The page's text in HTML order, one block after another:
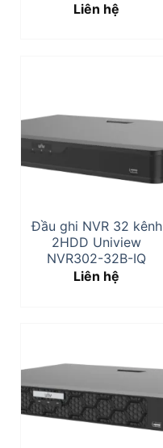
Liên hệ
Đầu ghi NVR 32 kênh
2HDD Uniview
NVR302-32B-IQ
Liên hệ